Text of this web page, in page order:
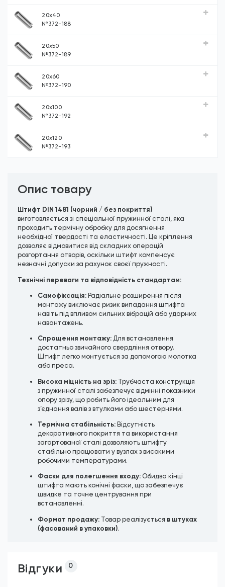
20x40
№372-188
20x50
№372-189
20x60
№372-190
20x100
№372-192
20x120
№372-193
Опис товару
Штифт DIN 1481 (чорний / без покриття)
виготовляється зі спеціальної пружинної сталі, яка
проходить термічну обробку для досягнення
необхідної твердості та еластичності. Це кріплення
дозволяє відмовитися від складних операцій
розгортання отворів, оскільки штифт компенсує
незначні допуски за рахунок своєї пружності.
Технічні переваги та відповідність стандартам:
Самофіксація: Радіальне розширення після
монтажу виключає ризик випадання штифта
навіть під впливом сильних вібрацій або ударних
навантажень.
Спрощення монтажу: Для встановлення
достатньо звичайного свердління отвору.
Штифт легко монтується за допомогою молотка
або преса.
Висока міцність на зріз: Трубчаста конструкція
з пружинної сталі забезпечує відмінні показники
опору зрізу, що робить його ідеальним для
з’єднання валів з втулками або шестернями.
Термічна стабільність: Відсутність
декоративного покриття та використання
загартованої сталі дозволяють штифту
стабільно працювати у вузлах з високими
робочими температурами.
Фаски для полегшення входу: Обидва кінці
штифта мають конічні фаски, що забезпечує
швидке та точне центрування при
встановленні.
Формат продажу: Товар реалізується в штуках
(фасований в упаковки).
Відгуки 0